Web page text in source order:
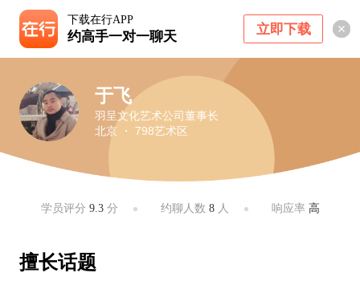
下载在行APP
约高手一对一聊天 立即下载
于飞
羽呈文化艺术公司董事长
北京 ・ 798艺术区
学员评分 9.3分 约聊人数 8人 响应率 高
擅长话题